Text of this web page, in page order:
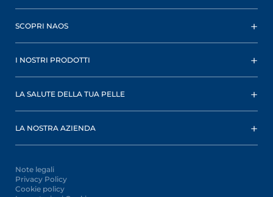
SCOPRI NAOS
I NOSTRI PRODOTTI
LA SALUTE DELLA TUA PELLE
LA NOSTRA AZIENDA
Note legali
Privacy Policy
Cookie policy